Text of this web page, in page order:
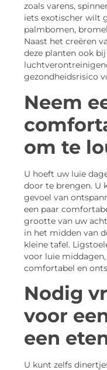
zoals varens,
iets exotischer wilt
palmbomen,
Naast het creëren
deze planten ook
gezondheidsrisico
Neem
om te
U hoeft uw luie
door te brengen. U
gevoel van
een paar
grootte van uw
in het midden van
kleine tafel.
voor luie
comfortabel en
Nodig
voor
een
U kunt zelfs